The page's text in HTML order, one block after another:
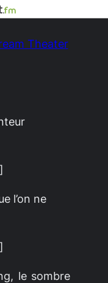
Theater
l’on ne
le sombre